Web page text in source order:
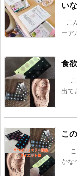
い
こ
ーア
食
出て
こ
かな